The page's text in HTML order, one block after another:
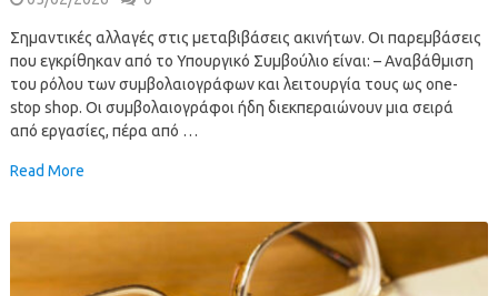
Σημαντικές αλλαγές στις μεταβιβάσεις ακινήτων. Οι παρεμβάσεις
που εγκρίθηκαν από το Υπουργικό Συμβούλιο είναι: – Αναβάθμιση
του ρόλου των συμβολαιογράφων και λειτουργία τους ως one-
stop shop. Οι συμβολαιογράφοι ήδη διεκπεραιώνουν μια σειρά
από εργασίες, πέρα από …
Read More